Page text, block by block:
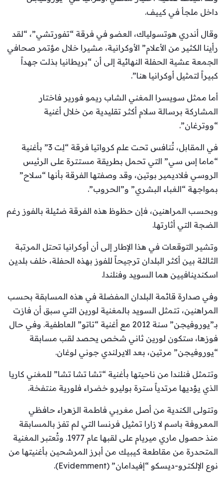
داخل ملجأ في كييف.
وقال أندري هوتسولياك، العضو في فرقة “تفورتشي”، “لقد
رأينا الكثير من الأعلام” الأوكرانية، مشيرا خلال مؤتمر صحافي
الجمعة عشية الحفلة النهائية إلى أن “بريطانيا بذلت جهداً
كبيراً لتمثيل أوكرانيا هنا”.
أما ممثل سويسرا المغني الشاب ريمو فورير فاختار
المشاركة برسالة سلام أكثر تقليدية من خلال أغنية
“ووترغان”.
في المقابل، تُنافس تحت علم كرواتيا فرقة “لِت 3” بأغنية
“ماما إس سي” التي تحمل بطريقة مستترة على الرئيس
الروسي فلاديمير بوتين، وقد وصفتها الفرقة بأنها “سلاح”
بمواجهة “الغباء البشري” و”الحروب”.
وبحسب المراهنين، فإن حظوظ هذه الفرقة ضئيلة بالفوز رغم
الضجة التي أثارتها.
وتشير التوقعات في هذا الإطار إلى أن أوكرانيا تحتل المرتبة
الثالثة بين أكثر البلدان ترجيحاً للفوز بهذه الحفلة، خلف بلدين
اسكندينافيين هما السويد وفنلندا.
وفي صدارة قائمة البلدان المفضلة في هذه المسابقة بحسب
المراهنين، تتمثل السويد بالمغنية لورين التي سبق أن فازت
بـ”يوروفيجن” سنة 2012 مع أغنية “تاتو” العاطفية. وفي حال
فوزها، ستكون لورين ثاني شخص يحصد لقب مسابقة
“يوروفيجن” مرتين، بعد الايرلندي جوني لوغان.
وتتمثل فنلندا من ناحيتها بأغنية “تشا تشا تشا” للمغني كاريا
الذي يؤديها مرتدياً سترة بوليرو خضراء فلورية منتفخة.
وتتولى الكندية من أصل مغربي فاطمة الزهراء حافظي
المعروفة باسم لا زارا تمثيل فرنسا التي لم تفز بالمسابقة
منذ حصول ماري ميريام على لقبها عام 1977. وتُعتبر المغنية
المتحدرة من مقاطعة كيبيك من أبرز المرشحين بأغنيتها من
نوع الإلكترو-ديسكو “إفيدامان” (Evidemment).